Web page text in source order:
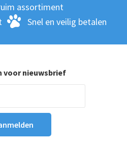
assortiment
Snel en veilig betalen
voor nieuwsbrief